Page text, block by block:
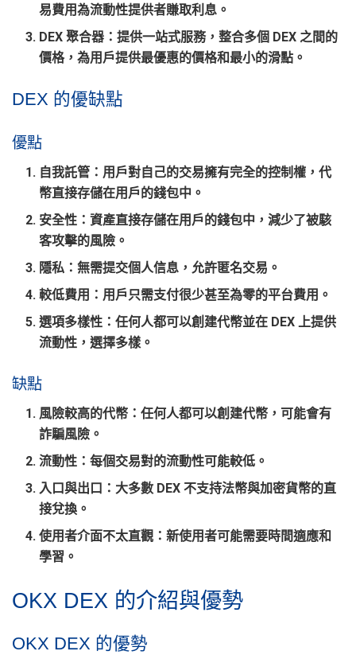
易費用為流動性提供者賺取利息。
DEX 聚合器 ：提供一站式服務，整合多個 DEX 之間的
價格，為用戶提供最優惠的價格和最小的滑點。
DEX 的優缺點
優點
自我託管 ：用戶對自己的交易擁有完全的控制權，代
幣直接存儲在用戶的錢包中。
安全性 ：資產直接存儲在用戶的錢包中，減少了被駭
客攻擊的風險。
隱私 ：無需提交個人信息，允許匿名交易。
較低費用 ：用戶只需支付很少甚至為零的平台費用。
選項多樣性 ：任何人都可以創建代幣並在 DEX 上提供
流動性，選擇多樣。
缺點
風險較高的代幣 ：任何人都可以創建代幣，可能會有
詐騙風險。
流動性 ：每個交易對的流動性可能較低。
入口與出口 ：大多數 DEX 不支持法幣與加密貨幣的直
接兌換。
使用者介面不太直觀 ：新使用者可能需要時間適應和
學習。
OKX DEX 的介紹與優勢
OKX DEX 的優勢